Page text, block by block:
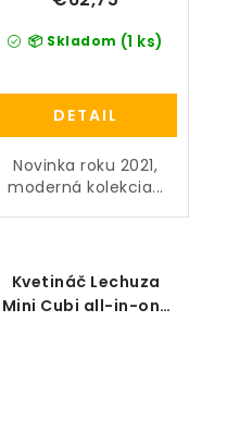
📦 Skladom (1 ks)
DETAIL
Novinka roku 2021,
moderná kolekcia...
Kvetináč Lechuza
Mini Cubi all-in-one